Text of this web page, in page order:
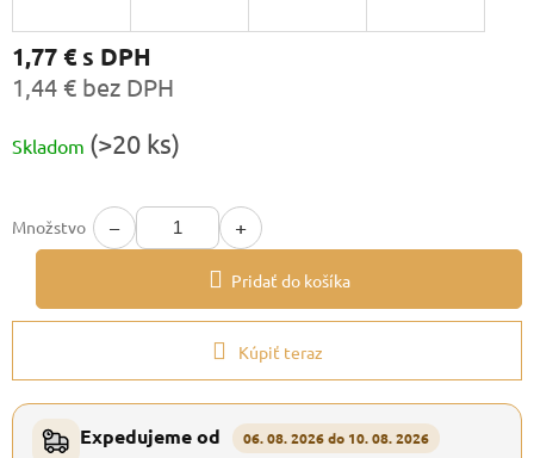
1,77 €s DPH
1,44 € bez DPH
cena:
Skladom (>20 ks)
Množstvo − +
Pridať do košíka
Kúpiť teraz
Expedujeme od 06. 08. 2026 do 10. 08. 2026